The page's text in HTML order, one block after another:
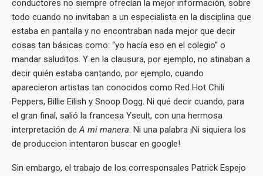
conductores no siempre ofrecían la mejor información, sobre
todo cuando no invitaban a un especialista en la disciplina que
estaba en pantalla y no encontraban nada mejor que decir
cosas tan básicas como: “yo hacía eso en el colegio” o
mandar saluditos. Y en la clausura, por ejemplo, no atinaban a
decir quién estaba cantando, por ejemplo, cuando
aparecieron artistas tan conocidos como Red Hot Chili
Peppers, Billie Eilish y Snoop Dogg. Ni qué decir cuando, para
el gran final, salió la francesa Yseult, con una hermosa
interpretación deA mi manera. Ni una palabra ¡Ni siquiera los
de produccion intentaron buscar en google!
Sin embargo, el trabajo de los corresponsales Patrick Espejo